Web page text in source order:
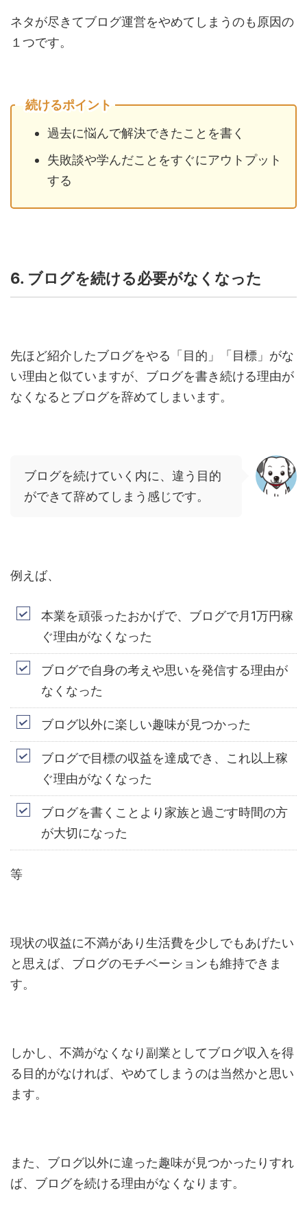
ネタが尽きてブログ運営をやめてしまうのも原因の
１つです。
続けるポイント
過去に悩んで解決できたことを書く
失敗談や学んだことをすぐにアウトプット
する
6. ブログを続ける必要がなくなった
先ほど紹介したブログをやる「目的」「目標」がな
い理由と似ていますが、ブログを書き続ける理由が
なくなるとブログを辞めてしまいます。
ブログを続けていく内に、違う目的
ができて辞めてしまう感じです。
例えば、
本業を頑張ったおかげで、ブログで月 1万円稼
ぐ理由がなくなった
ブログで自身の考えや思いを発信する理由が
なくなった
ブログ以外に楽しい趣味が見つかった
ブログで目標の収益を達成でき、これ以上稼
ぐ理由がなくなった
ブログを書くことより家族と過ごす時間の方
が大切になった
等
現状の収益に不満があり生活費を少しでもあげたい
と思えば、ブログのモチベーションも維持できま
す。
しかし、不満がなくなり副業としてブログ収入を得
る目的がなければ、やめてしまうのは当然かと思い
ます。
また、ブログ以外に違った趣味が見つかったりすれ
ば、ブログを続ける理由がなくなります。